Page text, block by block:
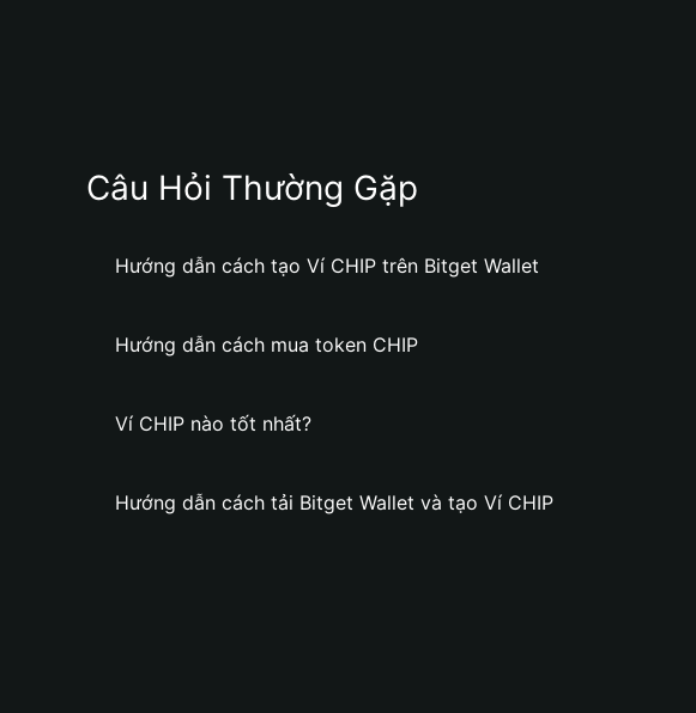
Câu Hỏi Thường Gặp
Hướng dẫn cách tạo Ví CHIP trên Bitget Wallet
Hướng dẫn cách mua token CHIP
Ví CHIP nào tốt nhất?
Hướng dẫn cách tải Bitget Wallet và tạo Ví CHIP